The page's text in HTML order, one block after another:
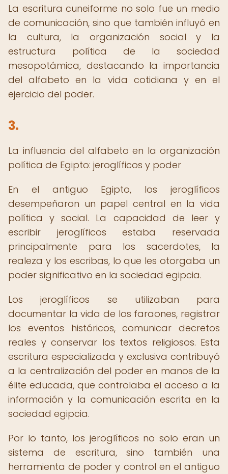
La escritura cuneiforme no solo fue un medio
de comunicación, sino que también influyó en
la cultura, la organización social y la
estructura política de la sociedad
mesopotámica, destacando la importancia
del alfabeto en la vida cotidiana y en el
ejercicio del poder.
3.
La influencia del alfabeto en la organización
política de Egipto: jeroglíficos y poder
En el antiguo Egipto, los jeroglíficos
desempeñaron un papel central en la vida
política y social. La capacidad de leer y
escribir jeroglíficos estaba reservada
principalmente para los sacerdotes, la
realeza y los escribas, lo que les otorgaba un
poder significativo en la sociedad egipcia.
Los jeroglíficos se utilizaban para
documentar la vida de los faraones, registrar
los eventos históricos, comunicar decretos
reales y conservar los textos religiosos. Esta
escritura especializada y exclusiva contribuyó
a la centralización del poder en manos de la
élite educada, que controlaba el acceso a la
información y la comunicación escrita en la
sociedad egipcia.
Por lo tanto, los jeroglíficos no solo eran un
sistema de escritura, sino también una
herramienta de poder y control en el antiguo